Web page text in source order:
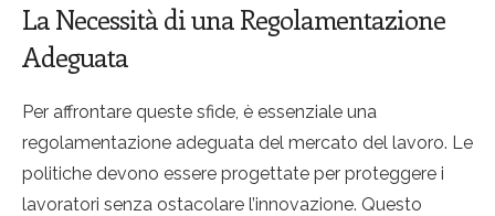
LaNecessità di una Regolamentazione
Adeguata
Per affrontare queste sfide, è essenziale una
regolamentazione adeguata del mercato del lavoro. Le
politiche devono essere progettate per proteggere i
lavoratori senza ostacolare l’innovazione. Questo